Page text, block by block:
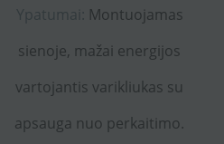
Ypatumai:
Montuojamas
sienoje, mažai energijos
vartojantis varikliukas su
apsauga nuo perkaitimo.